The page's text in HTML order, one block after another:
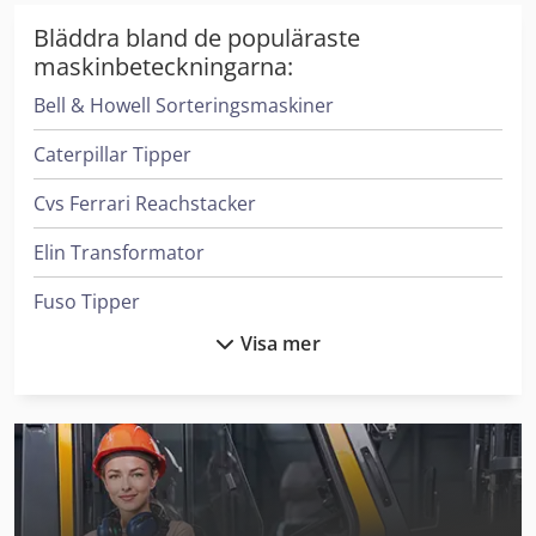
Bläddra bland de populäraste
maskinbeteckningarna:
Bell & Howell Sorteringsmaskiner
Caterpillar Tipper
Cvs Ferrari Reachstacker
Elin Transformator
Fuso Tipper
Hanomag Bulldozers
Heidenreich & Harbeck Maskiner För Djuphålsborrning
Ingersoll Rand Kompressorer
Visa mer